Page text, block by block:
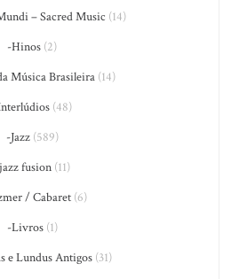
– Sacred Music (14)
-Hinos (2)
Música Brasileira(14)
(48)
-Jazz(589)
fusion(11)
/ Cabaret (6)
-Livros(1)
e Lundus Antigos (31)